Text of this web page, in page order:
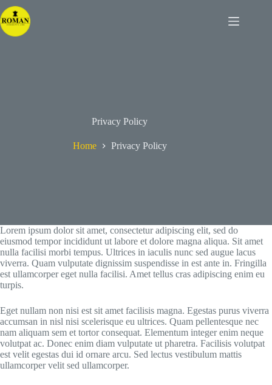
Skip
to
content
Privacy Policy
Home Privacy Policy
Lorem ipsum dolor sit amet, consectetur adipiscing elit, sed do
eiusmod tempor incididunt ut labore et dolore magna aliqua. Sit amet
nulla facilisi morbi tempus. Ultrices in iaculis nunc sed augue lacus
viverra. Quam vulputate dignissim suspendisse in est ante in. Fringilla
est ullamcorper eget nulla facilisi. Amet tellus cras adipiscing enim eu
turpis.
Eget nullam non nisi est sit amet facilisis magna. Egestas purus viverra
accumsan in nisl nisi scelerisque eu ultrices. Quam pellentesque nec
nam aliquam sem et tortor consequat. Elementum integer enim neque
volutpat ac. Donec enim diam vulputate ut pharetra. Facilisis volutpat
est velit egestas dui id ornare arcu. Sed lectus vestibulum mattis
ullamcorper velit sed ullamcorper.